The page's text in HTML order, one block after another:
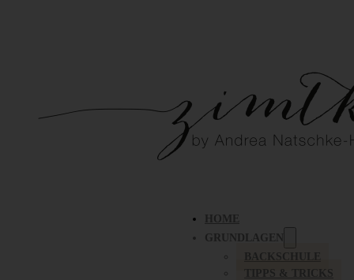
HOME
GRUNDLAGEN
BACKSCHULE
TIPPS & TRICKS